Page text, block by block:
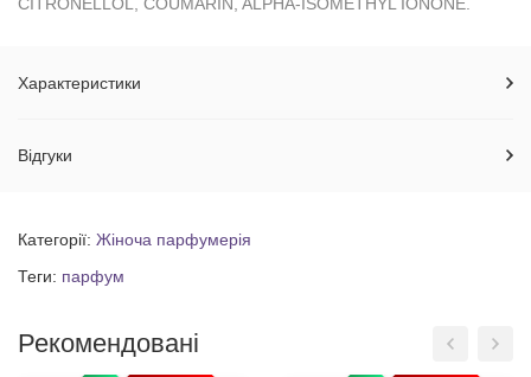
Характеристики
Відгуки
Категорії: Жіноча парфумерія
Теги: парфум
Рекомендовані